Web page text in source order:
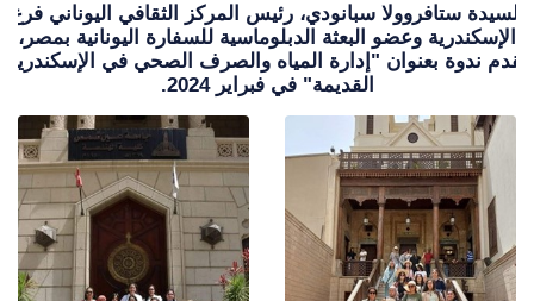
السيدة ستافروولا سبانودي، رئيس المركز الثقافي اليوناني فرع
الإسكندرية وعضو البعثة الدبلوماسية للسفارة اليونانية بمصر،
تقدم ندوة بعنوان "إدارة المياه والصرف الصحي في الإسكندرية
القديمة" في فبراير 2024.